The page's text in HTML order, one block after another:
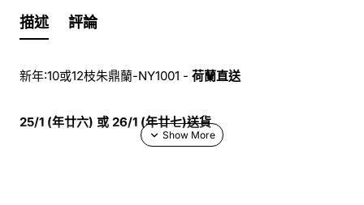
描述 評論
新年:10或12枝朱鼎蘭-NY1001 - 荷蘭直送
25/1 (年廿六) 或 26/1 (年廿七)送貨